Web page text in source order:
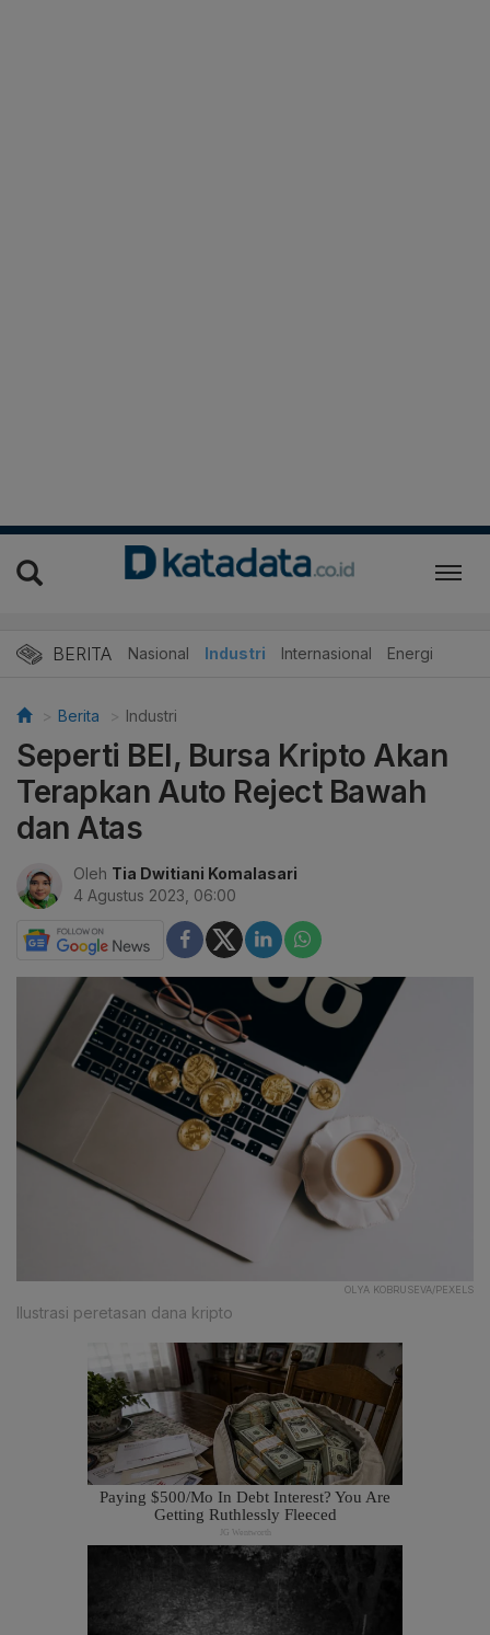
BERITA Nasional Industri Internasional Energi
Berita Industri
Seperti BEI, Bursa Kripto Akan
Terapkan Auto Reject Bawah
dan Atas
Oleh Tia Dwitiani Komalasari
4 Agustus 2023, 06:00
OLYA KOBRUSEVA/PEXELS
Ilustrasi peretasan dana kripto